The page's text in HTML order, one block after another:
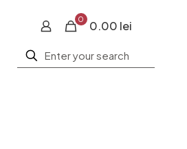
0 0.00 lei